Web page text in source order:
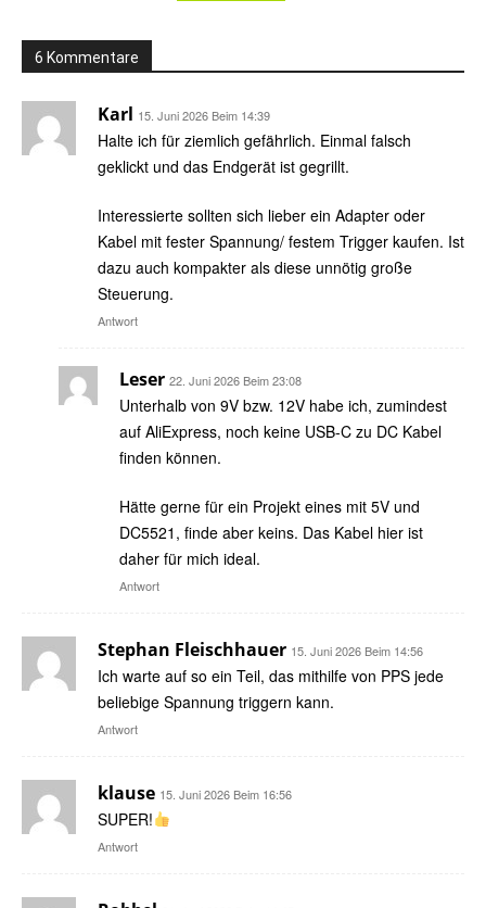
6 Kommentare
Karl 15. Juni 2026 Beim 14:39
Halte ich für ziemlich gefährlich. Einmal falsch
geklickt und das Endgerät ist gegrillt.
Interessierte sollten sich lieber ein Adapter oder
Kabel mit fester Spannung/ festem Trigger kaufen. Ist
dazu auch kompakter als diese unnötig große
Steuerung.
Antwort
Leser 22. Juni 2026 Beim 23:08
Unterhalb von 9V bzw. 12V habe ich, zumindest
auf AliExpress, noch keine USB-C zu DC Kabel
finden können.
Hätte gerne für ein Projekt eines mit 5V und
DC5521, finde aber keins. Das Kabel hier ist
daher für mich ideal.
Antwort
Stephan Fleischhauer 15. Juni 2026 Beim 14:56
Ich warte auf so ein Teil, das mithilfe von PPS jede
beliebige Spannung triggern kann.
Antwort
klause 15. Juni 2026 Beim 16:56
SUPER!
Antwort